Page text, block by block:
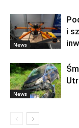
News
i
News